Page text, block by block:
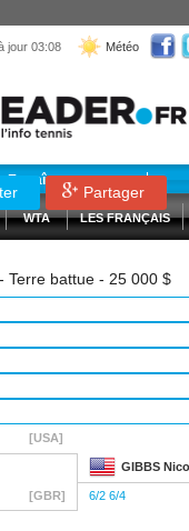
jour 03:08 Météo
Entraînement
WTA LES FRANÇAIS
Partager
Terre battue - 25 000 $
[USA]
GIBBS
[GBR] 6/2 6/4